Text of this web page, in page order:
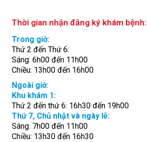
Thời gian nhận đăng ký khám bệnh:
Trong giờ:
Thứ 2 đến Thứ 6:
Sáng: 6h00 đến 11h00
Chiều: 13h00 đến 16h00
Ngoài giờ:
Khu khám 1:
Thứ 2 đến thứ 6: 16h30 đến 19h00
Thứ 7, Chủ nhật và ngày lễ:
Sáng: 7h00 đến 11h00
Chiều: 13h30 đến 16h30